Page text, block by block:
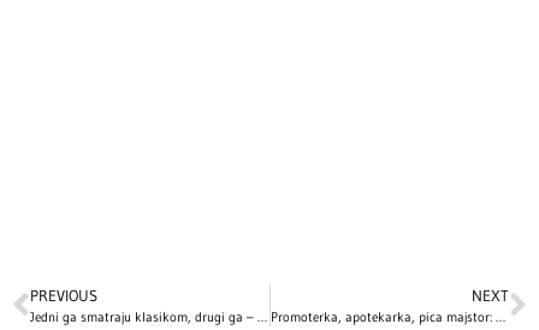
PREVIOUS
Jedni ga smatraju klasikom, drugi ga – ne podnose! Zašto „Love Actually“ važi za najomraženiji praznični film?
NEXT
Promoterka, apotekarka, pica majstor: Kako su naši influenseri započeli svoje karijere